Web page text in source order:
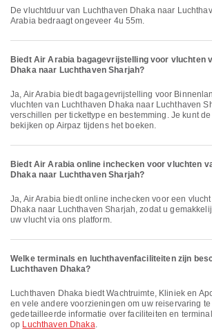
De vluchtduur van Luchthaven Dhaka naar Luchthaven Sharjah met Air
Arabia bedraagt ongeveer 4u 55m.
Biedt Air Arabia bagagevrijstelling voor vluchten
Dhaka naar Luchthaven Sharjah?
Ja, Air Arabia biedt bagagevrijstelling voor Binnenlands & Internationaal
vluchten van Luchthaven Dhaka naar Luchthaven
verschillen per tickettype en bestemming. Je kunt
bekijken op Airpaz tijdens het boeken.
Biedt Air Arabia online inchecken voor vluchten
Dhaka naar Luchthaven Sharjah?
Ja, Air Arabia biedt online inchecken voor een vlucht van Luchthaven
Dhaka naar Luchthaven Sharjah, zodat u
uw vlucht via ons platform.
Welke terminals en luchthavenfaciliteiten zijn
Luchthaven Dhaka?
Luchthaven Dhaka biedt Wachtruimte, Kliniek en Apotheken, Kinderkamer
en vele andere voorzieningen om uw reiservaring
gedetailleerde informatie over faciliteiten en
op Luchthaven Dhaka.